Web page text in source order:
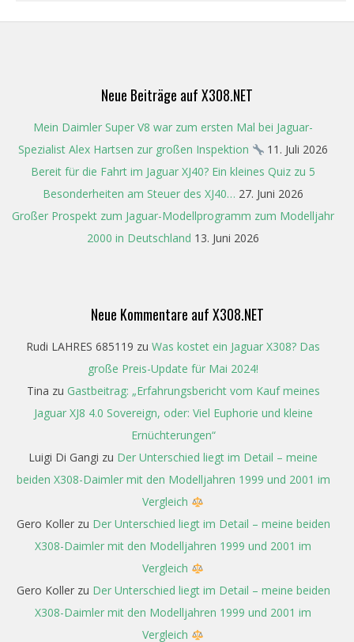
Neue Beiträge auf X308.NET
Mein Daimler Super V8 war zum ersten Mal bei Jaguar-
Spezialist Alex Hartsen zur großen Inspektion
11. Juli 2026
Bereit für die Fahrt im Jaguar XJ40? Ein kleines Quiz zu 5
Besonderheiten am Steuer des XJ40… 27. Juni 2026
Großer Prospekt zum Jaguar-Modellprogramm zum Modelljahr
2000 in Deutschland 13. Juni 2026
Neue Kommentare auf X308.NET
Rudi LAHRES 685119 zu Was kostet ein Jaguar X308? Das
große Preis-Update für Mai 2024!
Tina zu Gastbeitrag: „Erfahrungsbericht vom Kauf meines
Jaguar XJ8 4.0 Sovereign, oder: Viel Euphorie und kleine
Ernüchterungen“
Luigi Di Gangi zu Der Unterschied liegt im Detail – meine
beiden X308-Daimler mit den Modelljahren 1999 und 2001 im
Vergleich
Gero Kollerzu Der Unterschied liegt im Detail – meine beiden
X308-Daimler mit den Modelljahren 1999 und 2001 im
Vergleich
Gero Kollerzu Der Unterschied liegt im Detail – meine beiden
X308-Daimler mit den Modelljahren 1999 und 2001 im
Vergleich